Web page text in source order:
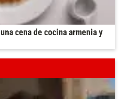
cena de cocina armenia y